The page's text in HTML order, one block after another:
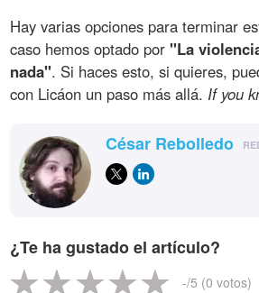
Hay varias opciones para terminar
caso hemos optado por"La
nada". Si haces esto, si quieres,
con Licáon un paso más allá. If you
César Rebolledo
¿Te ha gustado el artículo?
-/5 (0 votos)